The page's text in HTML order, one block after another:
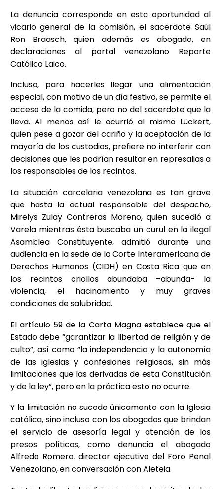
La denuncia corresponde en esta oportunidad al
vicario general de la comisión, el sacerdote Saúl
Ron Braasch, quien además es abogado, en
declaraciones al portal venezolano Reporte
Católico Laico.
Incluso, para hacerles llegar una alimentación
especial, con motivo de un día festivo, se permite el
acceso de la comida, pero no del sacerdote que la
lleva. Al menos así le ocurrió al mismo Lückert,
quien pese a gozar del cariño y la aceptación de la
mayoría de los custodios, prefiere no interferir con
decisiones que les podrían resultar en represalias a
los responsables de los recintos.
La situación carcelaria venezolana es tan grave
que hasta la actual responsable del despacho,
Mirelys Zulay Contreras Moreno, quien sucedió a
Varela mientras ésta buscaba un curul en la ilegal
Asamblea Constituyente, admitió durante una
audiencia en la sede de la Corte Interamericana de
Derechos Humanos (CIDH) en Costa Rica que en
los recintos criollos abundaba –abunda- la
violencia, el hacinamiento y muy graves
condiciones de salubridad.
El artículo 59 de la Carta Magna establece que el
Estado debe “garantizar la libertad de religión y de
culto”, así como “la independencia y la autonomía
de las iglesias y confesiones religiosas, sin más
limitaciones que las derivadas de esta Constitución
y de la ley”, pero en la práctica esto no ocurre.
Y la limitación no sucede únicamente con la Iglesia
católica, sino incluso con los abogados que brindan
el servicio de asesoría legal y atención de los
presos políticos, como denuncia el abogado
Alfredo Romero, director ejecutivo del Foro Penal
Venezolano, en conversación con Aleteia.